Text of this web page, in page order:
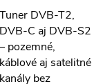
Tuner DVB-T2,
DVB-C aj DVB-S2
– pozemné,
káblové aj satelitné
kanály bez